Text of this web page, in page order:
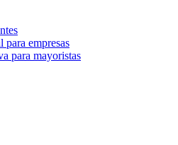
para empresas
para mayoristas